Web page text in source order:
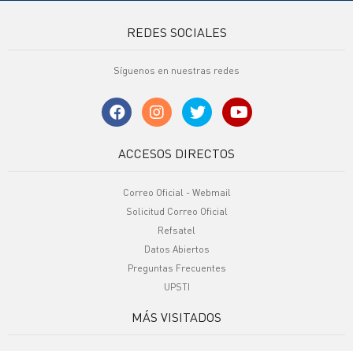
REDES SOCIALES
Síguenos en nuestras redes
ACCESOS DIRECTOS
Correo Oficial - Webmail
Solicitud Correo Oficial
Refsatel
Datos Abiertos
Preguntas Frecuentes
UPSTI
MÁS VISITADOS